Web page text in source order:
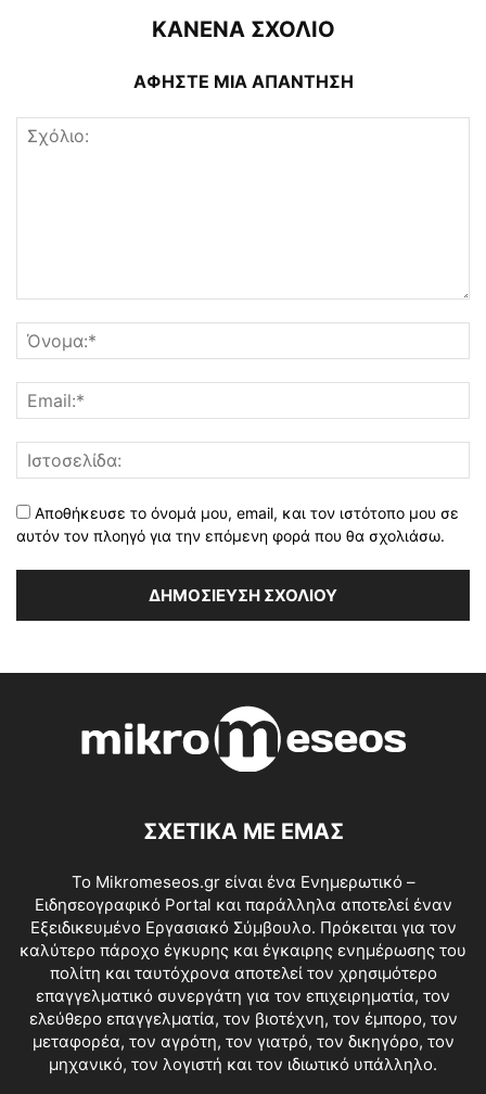
ΚΑΝΕΝΑ ΣΧΟΛΙΟ
ΑΦΗΣΤΕ ΜΙΑ ΑΠΑΝΤΗΣΗ
Αποθήκευσε το όνομά μου, email, και τον ιστότοπο μου σε
αυτόν τον πλοηγό για την επόμενη φορά που θα σχολιάσω.
ΣΧΕΤΙΚΑ ΜΕ ΕΜΑΣ
Το Mikromeseos.gr είναι ένα Ενημερωτικό –
Ειδησεογραφικό Portal και παράλληλα αποτελεί έναν
Εξειδικευμένο Εργασιακό Σύμβουλο. Πρόκειται για τον
καλύτερο πάροχο έγκυρης και έγκαιρης ενημέρωσης του
πολίτη και ταυτόχρονα αποτελεί τον χρησιμότερο
επαγγελματικό συνεργάτη για τον επιχειρηματία, τον
ελεύθερο επαγγελματία, τον βιοτέχνη, τον έμπορο, τον
μεταφορέα, τον αγρότη, τον γιατρό, τον δικηγόρο, τον
μηχανικό, τον λογιστή και τον ιδιωτικό υπάλληλο.